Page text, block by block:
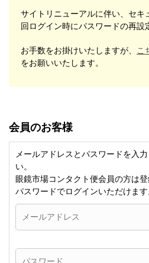
サイトリニューアルに伴い、セキ
回ログイン時にパスワードの再設
お手数をお掛けいたしますが、
こ
をお願いいたします。
会員のお客様
メールアドレスとパスワードを入
い。
眼鏡市場コンタクト便会員の方は
パスワードでログインいただけます